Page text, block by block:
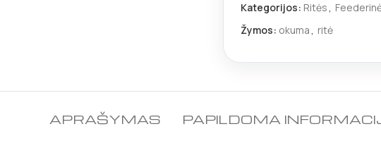
Kategorijos: Ritės,
Žymos: okuma, ritė
APRAŠYMAS PAPILDOMA